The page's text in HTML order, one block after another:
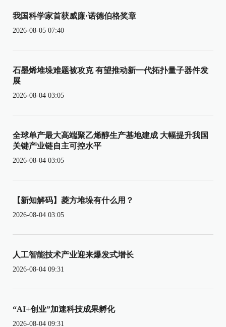
我国科学家首获威廉·诺德伯格奖章
2026-08-05 07:40
石墨烯堆垛难题被攻克 有望推动新一代拓扑量子器件发
展
2026-08-04 03:05
全球单产最大高端聚乙烯醇生产基地建成 大幅提升我国
关键产业链自主可控水平
2026-08-04 03:05
【新知解码】菱方堆垛有什么用？
2026-08-04 03:05
人工智能技术产业迎来爆发式增长
2026-08-04 09:31
“AI+创业”加速科技成果孵化
2026-08-04 09:31